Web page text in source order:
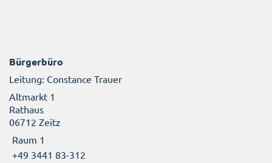
Bürgerbüro
Leitung: Constance Trauer
Altmarkt 1
Rathaus
06712 Zeitz
Raum 1
+49 3441 83-312